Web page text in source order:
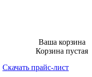
Ваша корзина
Корзина пустая
Скачать прайс-лист